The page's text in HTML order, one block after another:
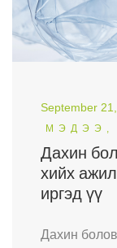
September
МЭДЭЭ,
Дахин
хийх
иргэд үү
Дахин